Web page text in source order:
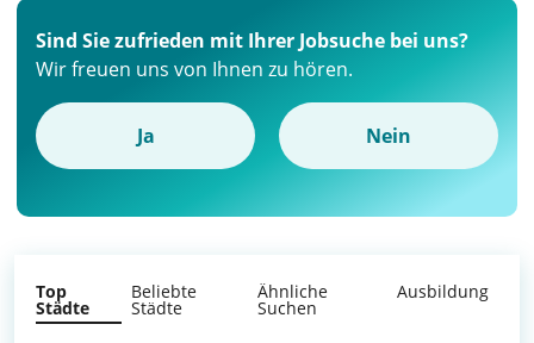
Sind Sie zufrieden mit Ihrer Jobsuche bei uns?
Wir freuen uns von Ihnen zu hören.
Ja Nein
Top
Städte
Beliebte
Städte
Ähnliche
Suchen
Ausbildung